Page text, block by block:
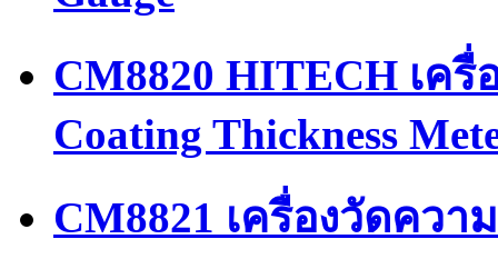
CM8820 HITECH เค
Coating Thickness
CM8821 เครื่องวัดควา